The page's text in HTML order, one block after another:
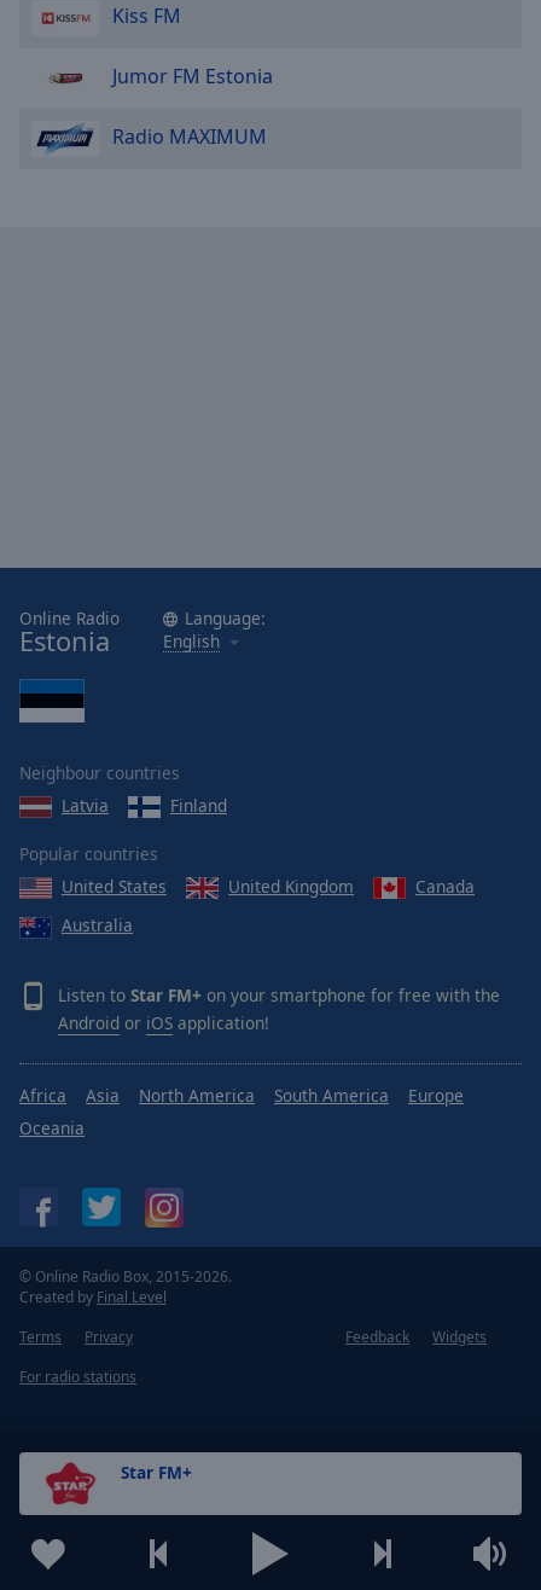
Star FM+
Kiss FM
Jumor FM Estonia
Radio MAXIMUM
Online Radio
Estonia
Language:
English
Neighbour countries
Latvia
Finland
Popular countries
United States
United Kingdom
Canada
Australia
Listen to Star FM+ on your smartphone for free with the
Android or iOS application!
Africa Asia North America South America
Europe
Oceania
© Online Radio Box, 2015-2026.
Created by Final Level
Terms
Privacy Feedback
Widgets
For radio stations